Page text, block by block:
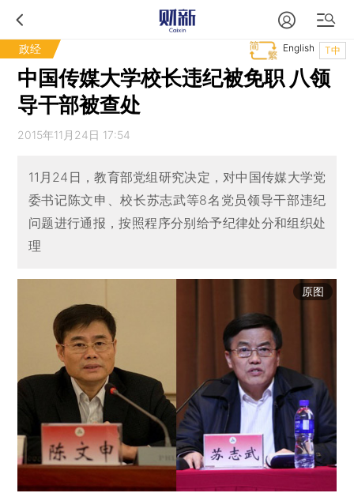
政经 T中
English
中国传媒大学校长违纪被免职 八领
导干部被查处
2015年11月24日 17:54
11月24日，教育部党组研究决定，对中国传媒大学党
委书记陈文申、校长苏志武等8名党员领导干部违纪
问题进行通报，按照程序分别给予纪律处分和组织处
理
原图